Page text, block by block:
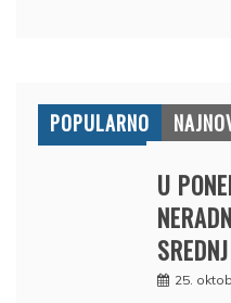
POPULARNO
U
25.